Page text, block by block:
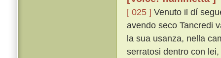
[ 025 ] Venuto il dí
avendo seco Tancredi
la sua usanza, nella
serratosi dentro con